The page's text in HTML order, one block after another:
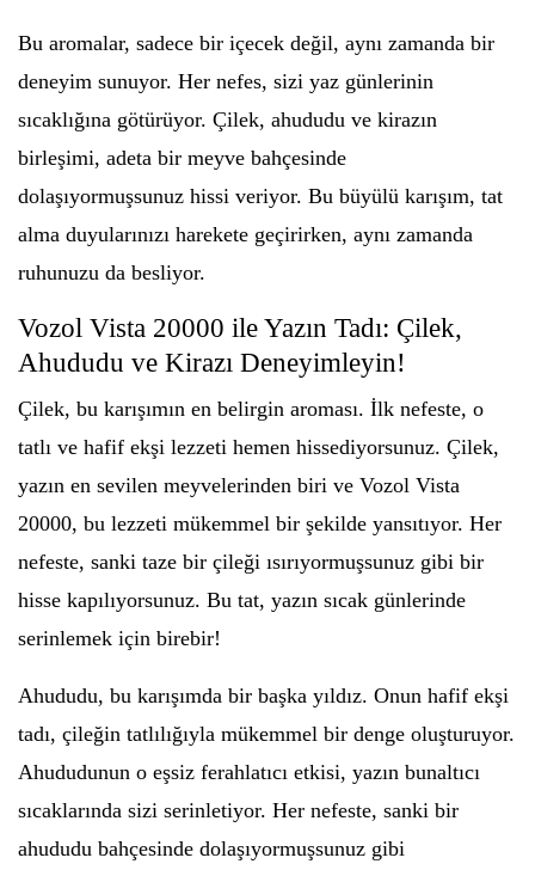
Bu aromalar, sadece bir içecek değil, aynı zamanda bir
deneyim sunuyor. Her nefes, sizi yaz günlerinin
sıcaklığına götürüyor. Çilek, ahududu ve kirazın
birleşimi, adeta bir meyve bahçesinde
dolaşıyormuşsunuz hissi veriyor. Bu büyülü karışım, tat
alma duyularınızı harekete geçirirken, aynı zamanda
ruhunuzu da besliyor.
Vozol Vista 20000 ile Yazın Tadı: Çilek,
Ahududu ve Kirazı Deneyimleyin!
Çilek, bu karışımın en belirgin aroması. İlk nefeste, o
tatlı ve hafif ekşi lezzeti hemen hissediyorsunuz. Çilek,
yazın en sevilen meyvelerinden biri ve Vozol Vista
20000, bu lezzeti mükemmel bir şekilde yansıtıyor. Her
nefeste, sanki taze bir çileği ısırıyormuşsunuz gibi bir
hisse kapılıyorsunuz. Bu tat, yazın sıcak günlerinde
serinlemek için birebir!
Ahududu, bu karışımda bir başka yıldız. Onun hafif ekşi
tadı, çileğin tatlılığıyla mükemmel bir denge oluşturuyor.
Ahududunun o eşsiz ferahlatıcı etkisi, yazın bunaltıcı
sıcaklarında sizi serinletiyor. Her nefeste, sanki bir
ahududu bahçesinde dolaşıyormuşsunuz gibi